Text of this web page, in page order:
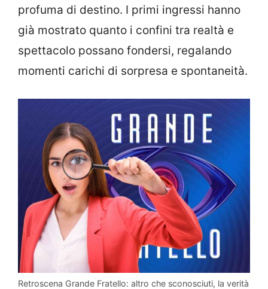
profuma di destino. I primi ingressi hanno
già mostrato quanto i confini tra realtà e
spettacolo possano fondersi, regalando
momenti carichi di sorpresa e spontaneità.
Retroscena Grande Fratello: altro che sconosciuti, la verità